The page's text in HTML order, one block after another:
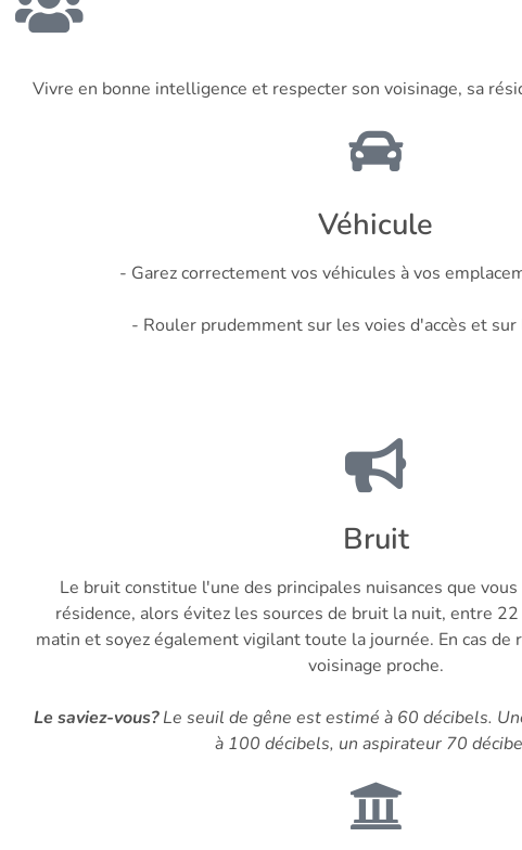
Vivre en bonne intelligence et respecter son voisinage, sa
Véhicule
- Garez correctement vos véhicules à vos
- Rouler prudemment sur les voies d'accès et sur
Bruit
Le bruit constitue l'une des principales nuisances que
résidence, alors évitez les sources de bruit la nuit, entre
matin et soyez également vigilant toute la journée. En cas de
voisinage proche.
Le saviez-vous?Le seuil de gêne est estimé à 60 décibels.
à 100 décibels, un aspirateur 70